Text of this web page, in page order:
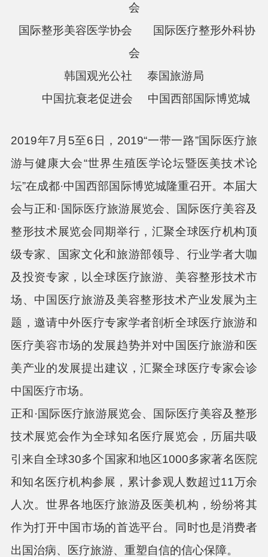
会
国际整形美容医学协会
国际医疗整形外科协
会
韩国观光公社
泰国旅游局
中国抗衰老促进会
中 国西部国际博览城
2019年7 月 5至6 日， 2019“一带一路”国际医疗旅
游与健康大会“世界生殖医学论坛暨医美技术论
坛”在成都·中国西部国际博览城隆重召开。本届大
会与正和·国际医疗旅游展览会、国际医疗美容及
整形技术展览会同期举行，汇聚全球医疗机构顶
级专家、国家文化和旅游部领导、行业学者大咖
及投资专家，以全球医疗旅游、美容整形技术市
场、中国医疗旅游及美容整形技术产业发展为主
题，邀请中外医疗专家学者剖析全球医疗旅游和
医疗美容市场的发展趋势并对中国医疗旅游和医
美产业的发展提出建议，汇聚全球医疗专家会诊
中国医疗市场。
正和·国际医疗旅游展览会、国际医疗美容及整形
技术展览会作为全球知名医疗展览会，历届共吸
引来自全球30多个国家和地区1000多家著名医院
和知名医疗机构参展，累计参观人数超过11万余
人次。世界各地医疗旅游及医美机构，纷纷将其
作为打开中国市场的首选平台。同时也是消费者
出国治病、医疗旅游、重塑自信的信心保障。